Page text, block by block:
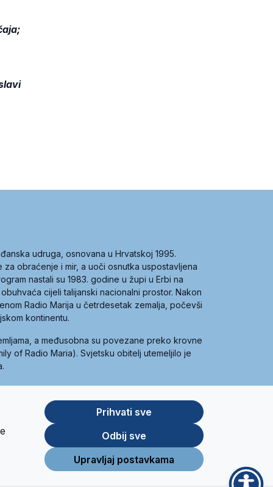
udruga, osnovana u Hrvatskoj 1995.
obraćenje i mir, a uoči osnutka uspostavljena
nastali su 1983. godine u župi u Erbi na
cijeli talijanski nacionalni prostor. Nakon
Radio Marija u četrdesetak zemalja, počevši
kontinentu.
a međusobna su povezane preko krovne
of Radio Maria). Svjetsku obitelj utemeljilo je
Store
Prihvati sve
Odbij sve
Upravljaj postavkama